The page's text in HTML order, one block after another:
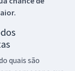
quais são